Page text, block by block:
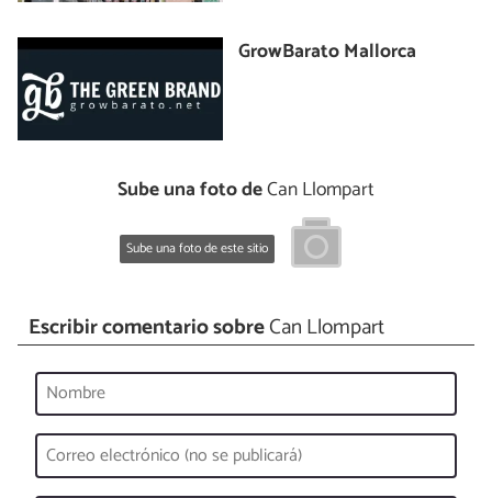
GrowBarato Mallorca
Sube una foto deCan Llompart
Sube una foto de este sitio
Escribir comentario sobreCan Llompart